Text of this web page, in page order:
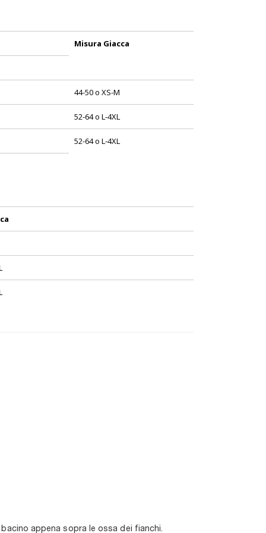
Misura Giacca
44-50 o XS-M
52-64 o L-4XL
52-64 o L-4XL
appena sopra le ossa dei fianchi.